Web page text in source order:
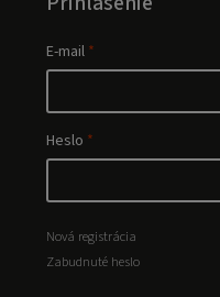
E-mail
Heslo
Nová registrácia
Zabudnuté heslo